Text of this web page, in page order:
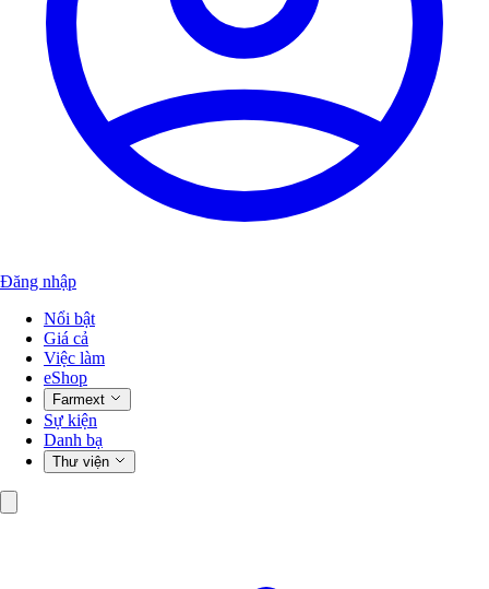
Đăng nhập
Nổi bật
Giá cả
Việc làm
eShop
Farmext
Sự kiện
Danh bạ
Thư viện